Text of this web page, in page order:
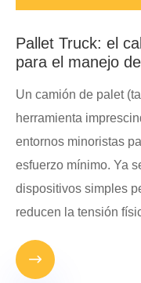
Pallet Truck: el
para el manejo
Un camión de palet
herramienta
entornos minoristas
esfuerzo mínimo. Ya
dispositivos simples
reducen la tensión
